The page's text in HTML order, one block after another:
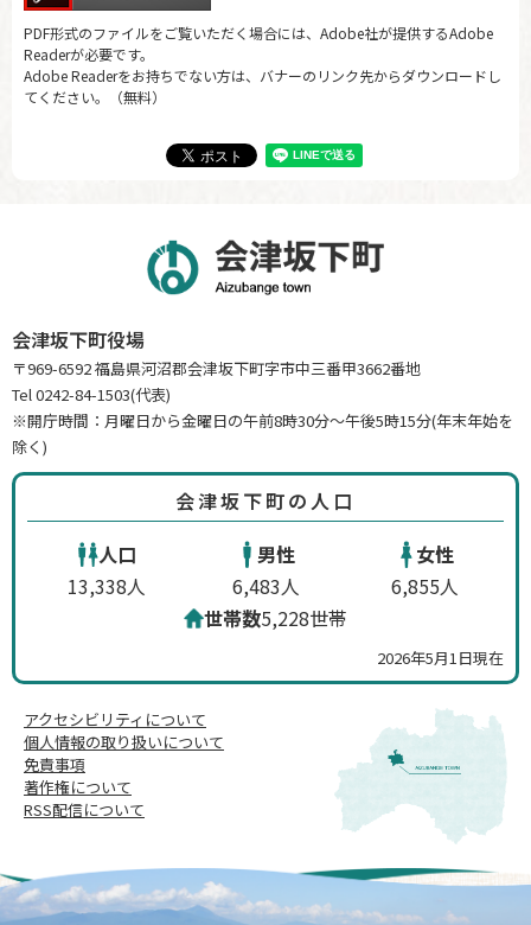
PDF形式のファイルをご覧いただく場合には、Adobe社が提供するAdobe
Readerが必要です。
Adobe Readerをお持ちでない方は、バナーのリンク先からダウンロードし
てください。（無料）
アクセシビリティについて
個人情報の取り扱いについて
免責事項
著作権について
RSS配信について
会津坂下町役場
〒969-6592 福島県河沼郡会津坂下町字市中三番甲3662番地
Tel 0242-84-1503(代表)
※開庁時間：月曜日から金曜日の午前8時30分～午後5時15分(年末年始を
除く)
会津坂下町の人口
人口
13,338人
男性
6,483人
女性
6,855人
世帯数5,228世帯
2026年5月1日現在